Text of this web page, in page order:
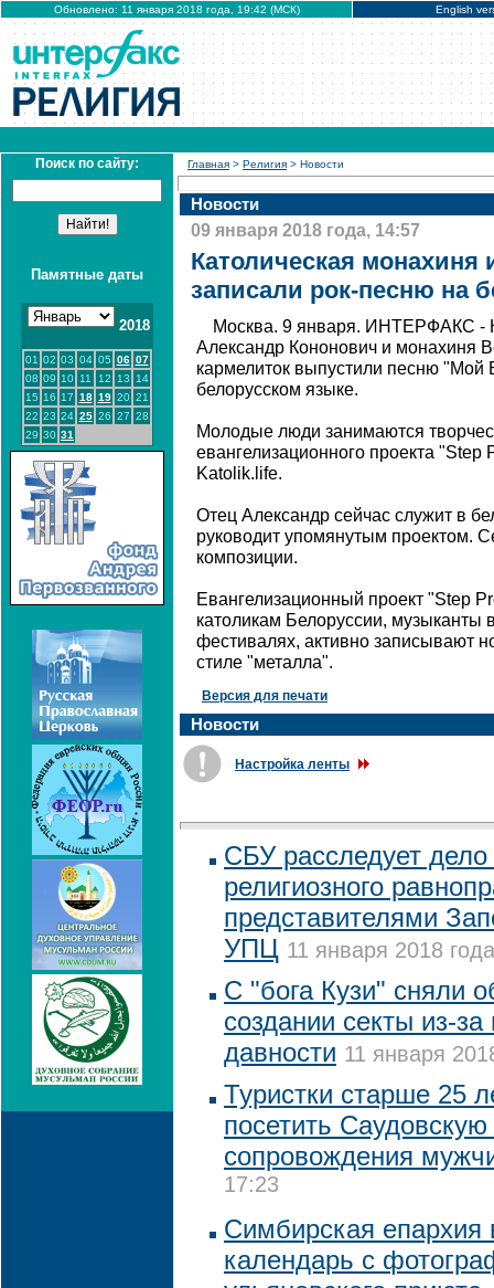
Обновлено: 11 января 2018 года, 19:42 (МСК) English
Поиск по сайту:
Памятные даты
2018
01 02 03 04 05 06 07
08 09 10 11 12 13
14
15 16 17 18 19 20 21
22 23 24 25 26 27 28
29 30 31
Главная > Религия > Новости
Новости
09 января 2018 года, 14:57
Католическая монахиня
записали рок-песню на
Москва. 9 января. ИНТЕРФАКС -
Александр Кононович и монахиня
кармелиток выпустили песню "Мой
белорусском языке.
Молодые люди занимаются
евангелизационного проекта "Step
Katolik.life.
Отец Александр сейчас служит в
руководит упомянутым проектом.
композиции.
Евангелизационный проект "Step
католикам Белоруссии, музыканты
фестивалях, активно записывают
стиле "металла".
Версия для печати
Новости
Настройка ленты
СБУ расследует
религиозного
представителями
УПЦ 11 января 2018
С "бога Кузи" сняли
создании секты из-за
давности 11 января
Туристки старше 25
посетить
сопровождения
17:23
Симбирская епархия
календарь с